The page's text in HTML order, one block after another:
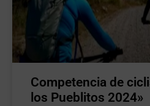
Competencia de
los Pueblitos 2024»